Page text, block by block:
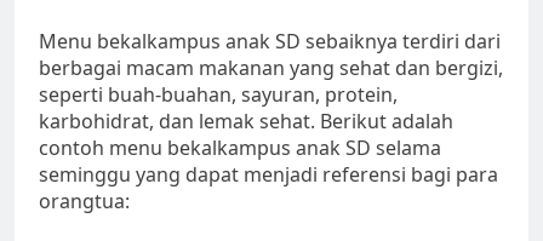
Menu bekalkampus anak SD sebaiknya terdiri dari
berbagai macam makanan yang sehat dan bergizi,
seperti buah-buahan, sayuran, protein,
karbohidrat, dan lemak sehat. Berikut adalah
contoh menu bekalkampus anak SD selama
seminggu yang dapat menjadi referensi bagi para
orangtua: